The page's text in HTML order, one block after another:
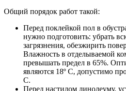
Общий порядок работ такой:
Перед поклейкой пол в
нужно подготовить: убрать
загрязнения, обезжирить
Влажность в отделываемой
превышать предел в 65%.
являются 18º С, допустимо
С.
Перед настилом линолеуму,